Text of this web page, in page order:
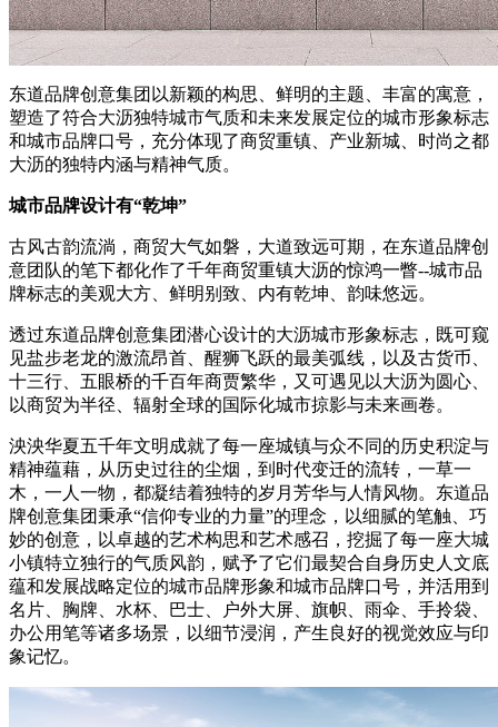
东道品牌创意集团以新颖的构思、鲜明的主题、丰富的寓意，
塑造了符合大沥独特城市气质和未来发展定位的城市形象标志
和城市品牌口号，充分体现了商贸重镇、产业新城、时尚之都
大沥的独特内涵与精神气质。
城市品牌设计有“乾坤”
古风古韵流淌，商贸大气如磐，大道致远可期，在东道品牌创
意团队的笔下都化作了千年商贸重镇大沥的惊鸿一瞥--城市品
牌标志的美观大方、鲜明别致、内有乾坤、韵味悠远。
透过东道品牌创意集团潜心设计的大沥城市形象标志，既可窥
见盐步老龙的激流昂首、醒狮飞跃的最美弧线，以及古货币、
十三行、五眼桥的千百年商贾繁华，又可遇见以大沥为圆心、
以商贸为半径、辐射全球的国际化城市掠影与未来画卷。
泱泱华夏五千年文明成就了每一座城镇与众不同的历史积淀与
精神蕴藉，从历史过往的尘烟，到时代变迁的流转，一草一
木，一人一物，都凝结着独特的岁月芳华与人情风物。东道品
牌创意集团秉承“信仰专业的力量”的理念，以细腻的笔触、巧
妙的创意，以卓越的艺术构思和艺术感召，挖掘了每一座大城
小镇特立独行的气质风韵，赋予了它们最契合自身历史人文底
蕴和发展战略定位的城市品牌形象和城市品牌口号，并活用到
名片、胸牌、水杯、巴士、户外大屏、旗帜、雨伞、手拎袋、
办公用笔等诸多场景，以细节浸润，产生良好的视觉效应与印
象记忆。